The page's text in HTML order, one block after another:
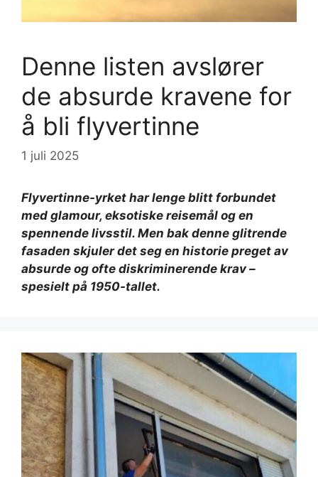
Denne listen avslører
de absurde kravene for
å bli flyvertinne
1 juli 2025
Flyvertinne-yrket har lenge blitt forbundet
med glamour, eksotiske reisemål og en
spennende livsstil. Men bak denne glitrende
fasaden skjuler det seg en historie preget av
absurde og ofte diskriminerende krav –
spesielt på 1950-tallet.